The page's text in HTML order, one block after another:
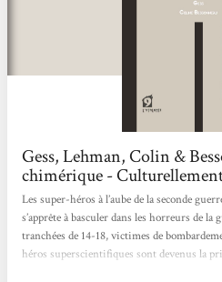
Gess, Lehman, Colin &
chimérique -
Les super-héros à l’aube de la seconde
s’apprête à basculer dans les horreurs de
tranchées de 14-18, victimes de
héros superscientifiques sont devenus la